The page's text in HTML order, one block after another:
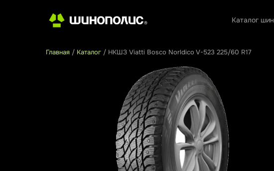
Каталог шин
Главная / Каталог / НКШЗ Viatti Bosco Norldico V-523 225/60 R17